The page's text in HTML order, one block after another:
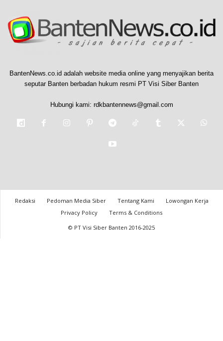
BantenNews.co.id adalah website media online yang menyajikan berita
seputar Banten berbadan hukum resmi PT Visi Siber Banten
Hubungi kami: rdkbantennews@gmail.com
Redaksi Pedoman Media Siber Tentang Kami
Lowongan Kerja
Privacy Policy
Terms & Conditions
© PT Visi Siber Banten 2016-2025